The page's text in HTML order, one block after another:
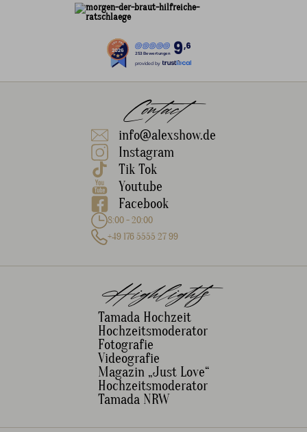
253 Bewertungen 9,6
provided by
Contact
info@alexshow.de
Instagram
Tik Tok
Youtube
Facebook
8:00 - 20:00
+49 176 5555 27 99
Highlights
Tamada Hochzeit
Hochzeitsmoderator
Fotografie
Videografie
Magazin „Just Love“
Hochzeitsmoderator
Tamada NRW